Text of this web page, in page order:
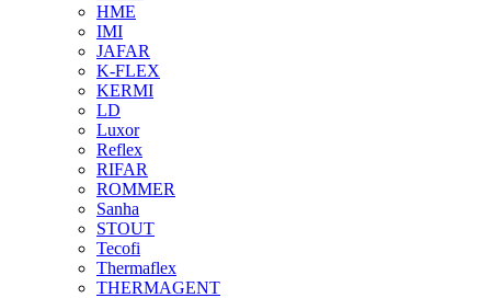
HME
IMI
JAFAR
K-FLEX
KERMI
LD
Luxor
Reflex
RIFAR
ROMMER
Sanha
STOUT
Tecofi
Thermaflex
THERMAGENT